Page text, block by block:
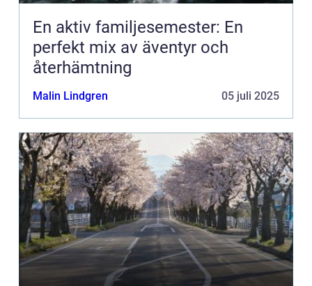
En aktiv familjesemester: En
perfekt mix av äventyr och
återhämtning
Malin Lindgren 05 juli 2025